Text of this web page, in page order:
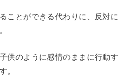
ことができる代わりに、反対に
供のように感情のままに行動す
。